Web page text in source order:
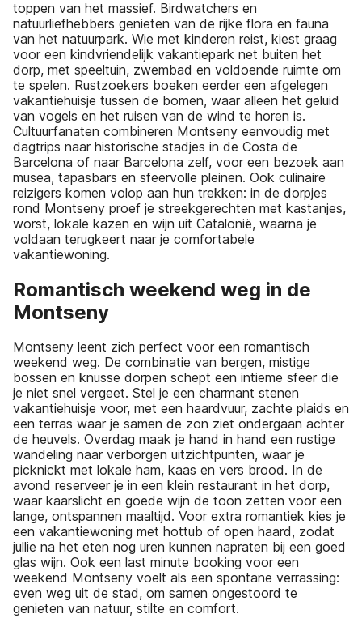
toppen van het massief. Birdwatchers en
natuurliefhebbers genieten van de rijke flora en fauna
van het natuurpark. Wie met kinderen reist, kiest graag
voor een kindvriendelijk vakantiepark net buiten het
dorp, met speeltuin, zwembad en voldoende ruimte om
te spelen. Rustzoekers boeken eerder een afgelegen
vakantiehuisje tussen de bomen, waar alleen het geluid
van vogels en het ruisen van de wind te horen is.
Cultuurfanaten combineren Montseny eenvoudig met
dagtrips naar historische stadjes in de Costa de
Barcelona of naar Barcelona zelf, voor een bezoek aan
musea, tapasbars en sfeervolle pleinen. Ook culinaire
reizigers komen volop aan hun trekken: in de dorpjes
rond Montseny proef je streekgerechten met kastanjes,
worst, lokale kazen en wijn uit Catalonië, waarna je
voldaan terugkeert naar je comfortabele
vakantiewoning.
Romantisch weekend weg in de
Montseny
Montseny leent zich perfect voor een romantisch
weekend weg. De combinatie van bergen, mistige
bossen en knusse dorpen schept een intieme sfeer die
je niet snel vergeet. Stel je een charmant stenen
vakantiehuisje voor, met een haardvuur, zachte plaids en
een terras waar je samen de zon ziet ondergaan achter
de heuvels. Overdag maak je hand in hand een rustige
wandeling naar verborgen uitzichtpunten, waar je
picknickt met lokale ham, kaas en vers brood. In de
avond reserveer je in een klein restaurant in het dorp,
waar kaarslicht en goede wijn de toon zetten voor een
lange, ontspannen maaltijd. Voor extra romantiek kies je
een vakantiewoning met hottub of open haard, zodat
jullie na het eten nog uren kunnen napraten bij een goed
glas wijn. Ook een last minute booking voor een
weekend Montseny voelt als een spontane verrassing:
even weg uit de stad, om samen ongestoord te
genieten van natuur, stilte en comfort.